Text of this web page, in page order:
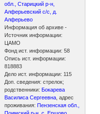
обл., Старицкий р-н,
Алферьевский с/с, д.
Алферьево
Информация об архиве -
Источник информации:
ЦАМО
Фонд ист. информации: 58
Опись ист. информации:
818883
Дело ист. информации: 115
Доп. сведения: стрелок;
родственники: Бокарева
Василиса Сергеевна , адрес
проживания:Пензенская обл.,